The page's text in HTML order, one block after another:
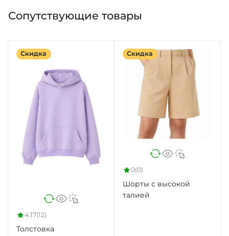
Сопутствующие товары
Скидка
4.17(12)
Толстовка
Скидка
0(0)
Шорты с высокой
талией